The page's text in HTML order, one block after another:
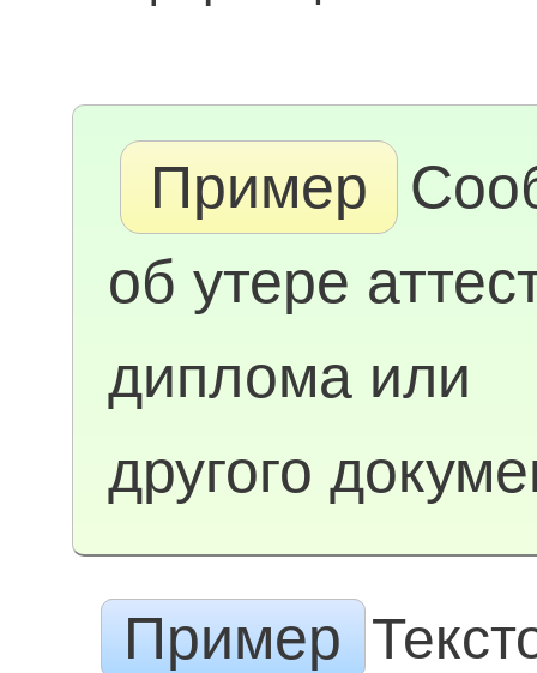
Пример
об утере
диплома или
другого
Пример